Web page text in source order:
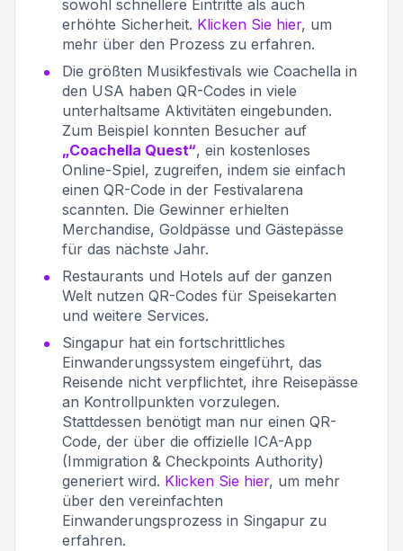
sowohl schnellere Eintritte als auch
erhöhte Sicherheit. Klicken Sie hier, um
mehr über den Prozess zu erfahren.
Die größten Musikfestivals wie Coachella in
den USA haben QR-Codes in viele
unterhaltsame Aktivitäten eingebunden.
Zum Beispiel konnten Besucher auf
„Coachella Quest“, ein kostenloses
Online-Spiel, zugreifen, indem sie einfach
einen QR-Code in der Festivalarena
scannten. Die Gewinner erhielten
Merchandise, Goldpässe und Gästepässe
für das nächste Jahr.
Restaurants und Hotels auf der ganzen
Welt nutzen QR-Codes für Speisekarten
und weitere Services.
Singapur hat ein fortschrittliches
Einwanderungssystem eingeführt, das
Reisende nicht verpflichtet, ihre Reisepässe
an Kontrollpunkten vorzulegen.
Stattdessen benötigt man nur einen QR-
Code, der über die offizielle ICA-App
(Immigration & Checkpoints Authority)
generiert wird. Klicken Sie hier, um mehr
über den vereinfachten
Einwanderungsprozess in Singapur zu
erfahren.